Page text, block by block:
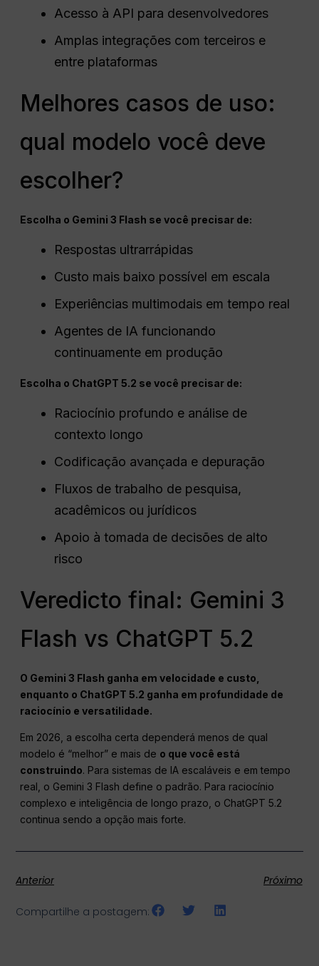
Acesso à API para desenvolvedores
Amplas integrações com terceiros e
entre plataformas
Melhores casos de uso:
qual modelo você deve
escolher?
Escolha o Gemini 3 Flash se você precisar de:
Respostas ultrarrápidas
Custo mais baixo possível em escala
Experiências multimodais em tempo real
Agentes de IA funcionando
continuamente em produção
Escolha o ChatGPT 5.2 se você precisar de:
Raciocínio profundo e análise de
contexto longo
Codificação avançada e depuração
Fluxos de trabalho de pesquisa,
acadêmicos ou jurídicos
Apoio à tomada de decisões de alto
risco
Veredicto final: Gemini 3
Flash vs ChatGPT 5.2
O Gemini 3 Flash ganha em velocidade e custo,
enquanto o ChatGPT 5.2 ganha em profundidade de
raciocínio e versatilidade.
Em 2026, a escolha certa dependerá menos de qual
modelo é “melhor” e mais de o que você está
construindo. Para sistemas de IA escaláveis e em tempo
real, o Gemini 3 Flash define o padrão. Para raciocínio
complexo e inteligência de longo prazo, o ChatGPT 5.2
continua sendo a opção mais forte.
Anterior Próximo
Compartilhe a postagem: